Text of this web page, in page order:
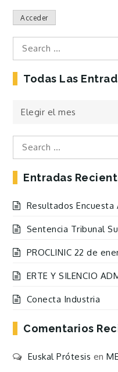
Acceder
Search
for:
Todas Las
Todas
Entradas
Search
for:
Entradas
Resultados Encuesta
Sentencia Tribunal
PROCLINIC 22 de
ERTE Y SILENCIO
Conecta Industria
Comentarios
Euskal Prótesis en